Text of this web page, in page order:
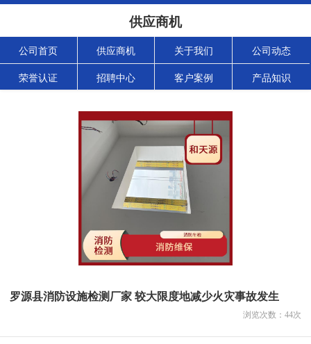
供应商机
公司首页 供应商机 关于我们 公司动态
荣誉认证 招聘中心 客户案例 产品知识
罗源县消防设施检测厂家 较大限度地减少火灾事故发生
浏览次数： 44次